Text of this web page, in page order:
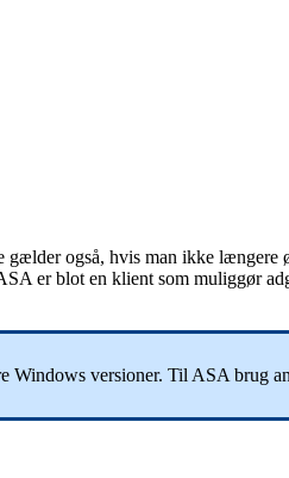
også, hvis man ikke
er blot en klient som muliggør
Windows versioner. Til ASA brug